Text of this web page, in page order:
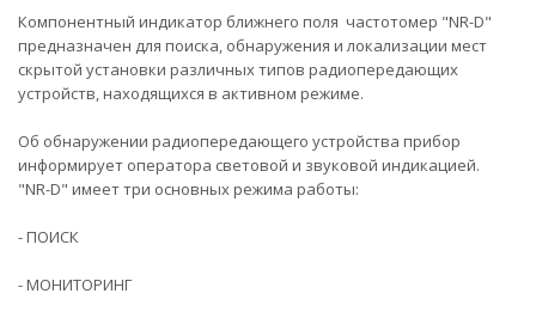
Компонентный индикатор ближнего поля частотомер "NR-D"
предназначен для поиска, обнаружения и локализации мест
скрытой установки различных типов радиопередающих
устройств, находящихся в активном режиме.
Об обнаружении радиопередающего устройства прибор
информирует оператора световой и звуковой индикацией.
"NR-D" имеет три основных режима работы:
- ПОИСК
- МОНИТОРИНГ